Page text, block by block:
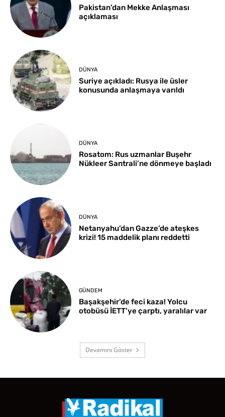
Pakistan’dan Mekke Anlaşması
açıklaması
DÜNYA
Suriye açıkladı: Rusya ile üsler
konusunda anlaşmaya varıldı
DÜNYA
Rosatom: Rus uzmanlar Buşehr
Nükleer Santrali’ne dönmeye başladı
DÜNYA
Netanyahu’dan Gazze’de ateşkes
krizi! 15 maddelik planı reddetti
GÜNDEM
Başakşehir’de feci kaza! Yolcu
otobüsü İETT’ye çarptı, yaralılar var
Devamını Göster